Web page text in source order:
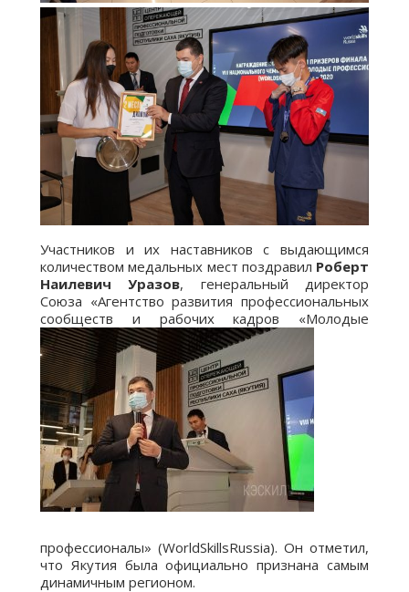
Участников и их наставников с выдающимся
количеством медальных мест поздравил Роберт
Наилевич Уразов, генеральный директор
Союза «Агентство развития профессиональных
сообществ и рабочих кадров «Молодые
профессионалы» (WorldSkillsRussia). Он отметил,
что Якутия была официально признана самым
динамичным регионом.